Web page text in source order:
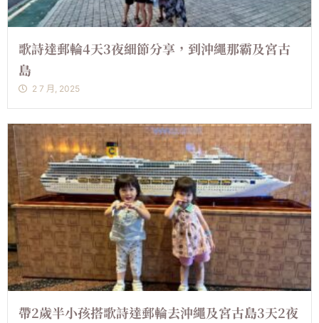
歌詩達郵輪4天3夜細節分享，到沖繩那霸及宮古
島
2 7 月, 2025
帶2歲半小孩搭歌詩達郵輪去沖繩及宮古島3天2夜